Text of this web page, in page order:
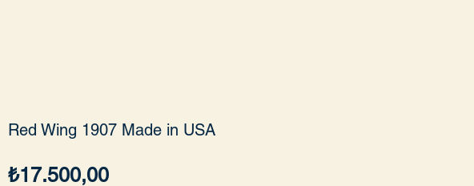
Red Wing 1907 Made in USA
₺17.500,00Fiyat